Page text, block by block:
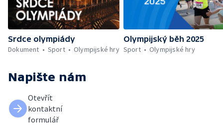
Srdce olympiády
Dokument
Sport Olympijské hry
Olympijský běh 2025
Sport
Olympijské hry
Napište nám
Otevřít
kontaktní
formulář